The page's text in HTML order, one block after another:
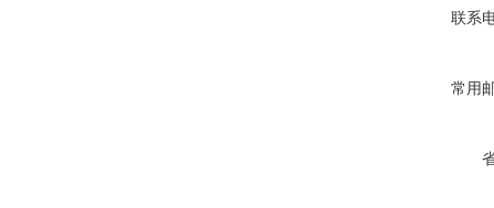
联系
常用